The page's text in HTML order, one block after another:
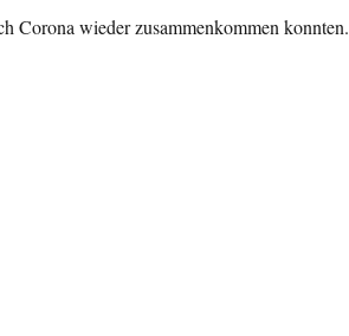
Corona wieder zusammenkommen konnten.